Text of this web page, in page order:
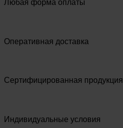
Любая форма оплаты
Оперативная доставка
Сертифицированная продукция
Индивидуальные условия